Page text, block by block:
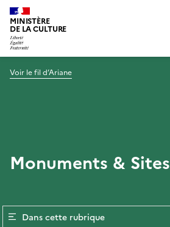
MINISTÈRE
DE LA CULTURE
Voir le fil d’Ariane
Monuments & Sites
Dans cette rubrique